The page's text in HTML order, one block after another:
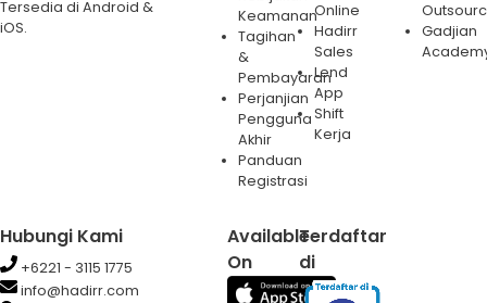
Tersedia di Android &
iOS.
Keamanan
Tagihan
&
Pembayaran
Perjanjian
Pengguna
Akhir
Panduan
Registrasi
Online
Hadirr
Sales
Lend
App
Shift
Kerja
Gadjian
Hubungi Kami
+6221 - 3115 1775
info@hadirr.com
Available
On
Terdaftar
di